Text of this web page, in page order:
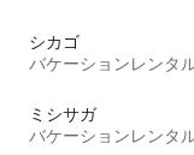
シカゴ
バケーションレンタ
ミシサガ
バケーションレンタ